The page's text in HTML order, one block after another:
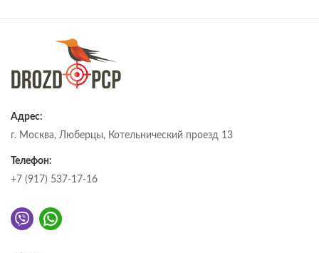
Адрес:
г. Москва, Люберцы, Котельнический проезд 13
Телефон:
+7 (917) 537-17-16